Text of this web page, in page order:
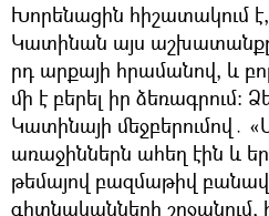
Խորենացին հիշատակում
Կատինան այս
րդ արքայի հրամանով, և
մի է բերել իր ձեռագրում։
Կատինայի մեջբերումով․
առաջիններն ահեղ էին և
թեմայով բազմաթիվ
գիտնականների շրջանում,